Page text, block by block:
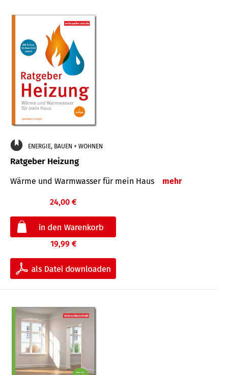
ENERGIE, BAUEN + WOHNEN
Ratgeber Heizung
Wärme und Warmwasser für mein Haus mehr
24,00 €
19,99 €